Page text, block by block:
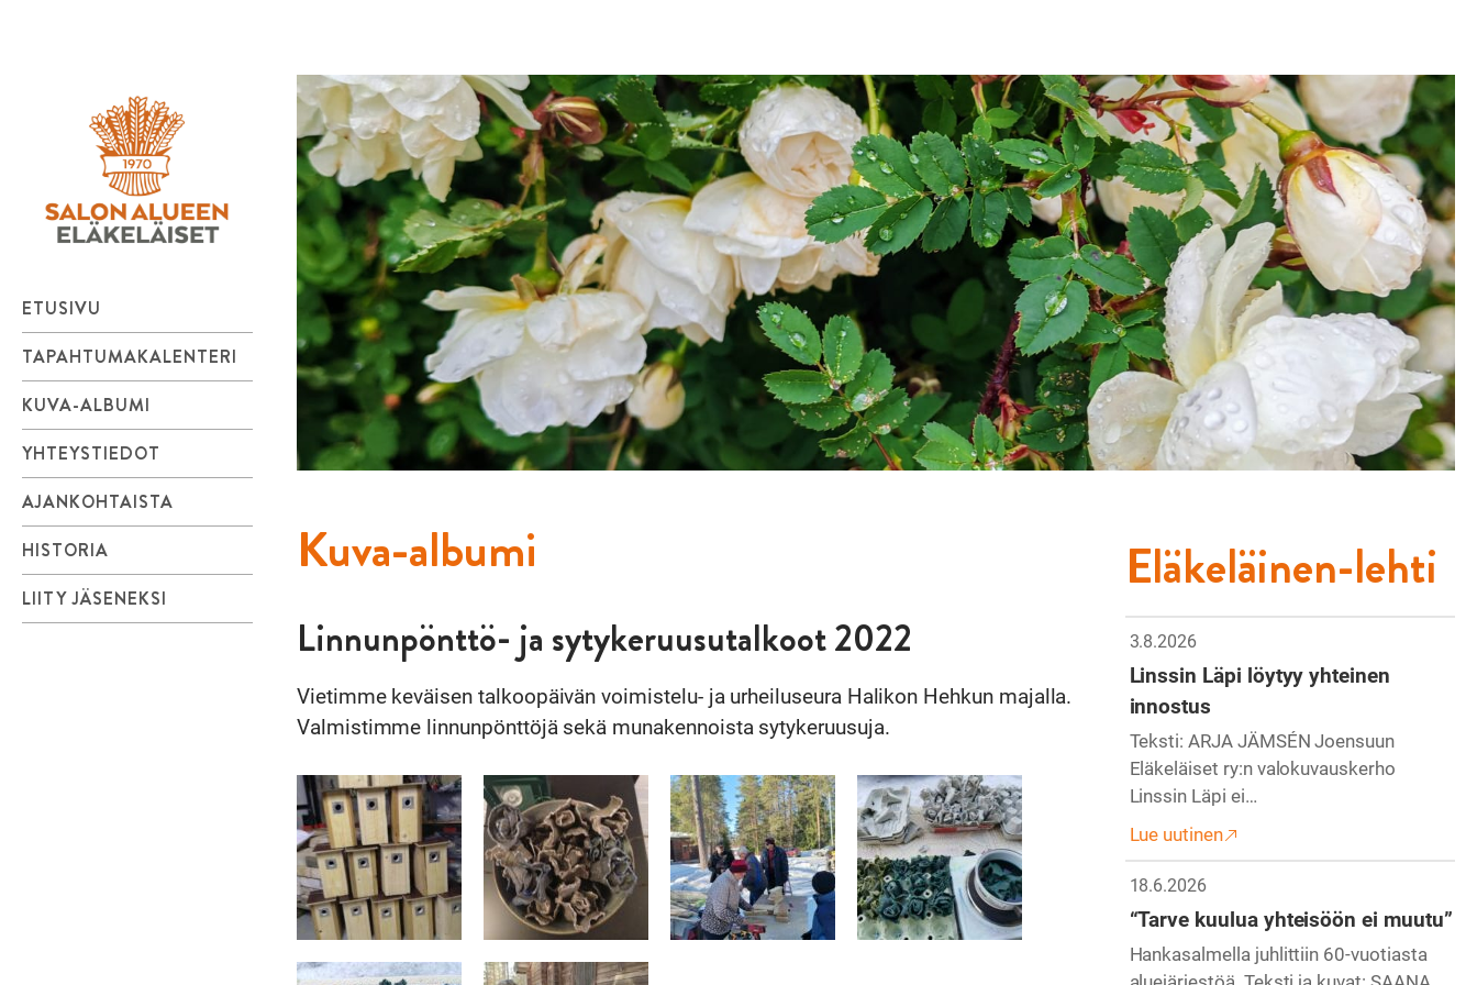
Alueen
Eläkeläiset
ry
ETUSIVU
TAPAHTUMAKALENTERI
KUVA-ALBUMI
YHTEYSTIEDOT
AJANKOHTAISTA
HISTORIA
LIITY JÄSENEKSI
Kuva-albumi
Linnunpönttö- ja sytykeruusutalkoot 2022
Vietimme keväisen talkoopäivän voimistelu- ja urheiluseura Halikon Hehkun majalla.
Valmistimme linnunpönttöjä sekä munakennoista sytykeruusuja.
Eläkeläinen-lehti
3.8.2026
Linssin Läpi löytyy yhteinen
innostus
Teksti: ARJA JÄMSÉN Joensuun
Eläkeläiset ry:n valokuvauskerho
Linssin Läpi ei…
Lue uutinen
18.6.2026
“Tarve kuulua yhteisöön ei muutu”
Hankasalmella juhlittiin 60-vuotiasta